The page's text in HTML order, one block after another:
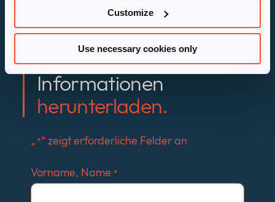
Customize
Use necessary cookies only
Jetzt PDF mit weiteren
Informationen
herunterladen.
„ *“ zeigt erforderliche Felder an
Vorname, Name *